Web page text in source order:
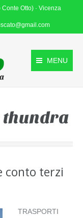
Otto) · Vicenza
MENU
thundra
conto terzi
TRASPORTI